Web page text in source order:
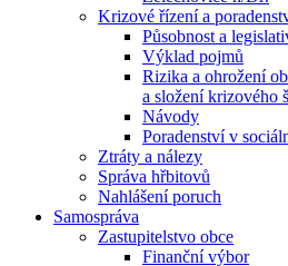
Krizové řízení a
Působnost a
Výklad pojmů
Rizika a ohrožení
a složení krizového
Návody
Poradenství v
Ztráty a nálezy
Správa hřbitovů
Nahlášení poruch
Samospráva
Zastupitelstvo obce
Finanční výbor